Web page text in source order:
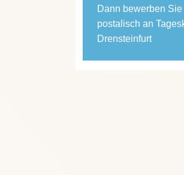
Dann bewerben
postalisch an
Drensteinfurt